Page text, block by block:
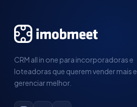
CRM all in one para incorporadoras e
loteadoras que querem vender mais e
gerenciar melhor.